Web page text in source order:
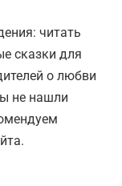
читать
сказки для
о любви
не нашли